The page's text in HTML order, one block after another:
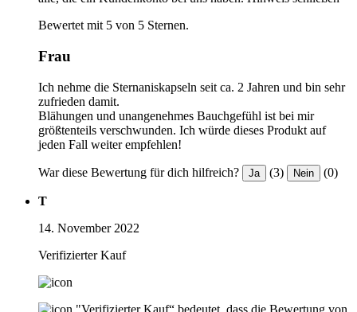
Bewertet mit 5 von 5 Sternen.
Frau
Ich nehme die Sternaniskapseln seit ca. 2 Jahren und bin sehr
zufrieden damit.
Blähungen und unangenehmes Bauchgefühl ist bei mir
größtenteils verschwunden. Ich würde dieses Produkt auf
jeden Fall weiter empfehlen!
War diese Bewertung für dich hilfreich? Ja (3) Nein (0)
T
14. November 2022
Verifizierter Kauf
"Verifizierter Kauf“ bedeutet, dass die Bewertung von